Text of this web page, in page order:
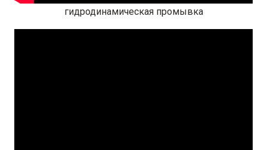
гидродинамическая промывка